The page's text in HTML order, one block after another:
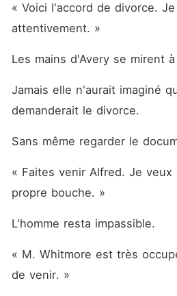
« Voici l'accord de divorce.
attentivement. »
Les mains d'Avery se mirent
Jamais elle n'aurait imaginé
demanderait le divorce.
Sans même regarder le
« Faites venir Alfred. Je
propre bouche. »
L'homme resta impassible.
« M. Whitmore est très
de venir. »